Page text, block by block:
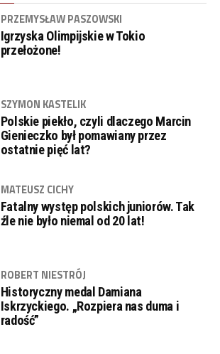
PRZEMYSŁAW PASZOWSKI
Igrzyska Olimpijskie w Tokio
przełożone!
SZYMON KASTELIK
Polskie piekło, czyli dlaczego Marcin
Gienieczko był pomawiany przez
ostatnie pięć lat?
MATEUSZ CICHY
Fatalny występ polskich juniorów. Tak
źle nie było niemal od 20 lat!
ROBERT NIESTRÓJ
Historyczny medal Damiana
Iskrzyckiego. „Rozpiera nas duma i
radość”